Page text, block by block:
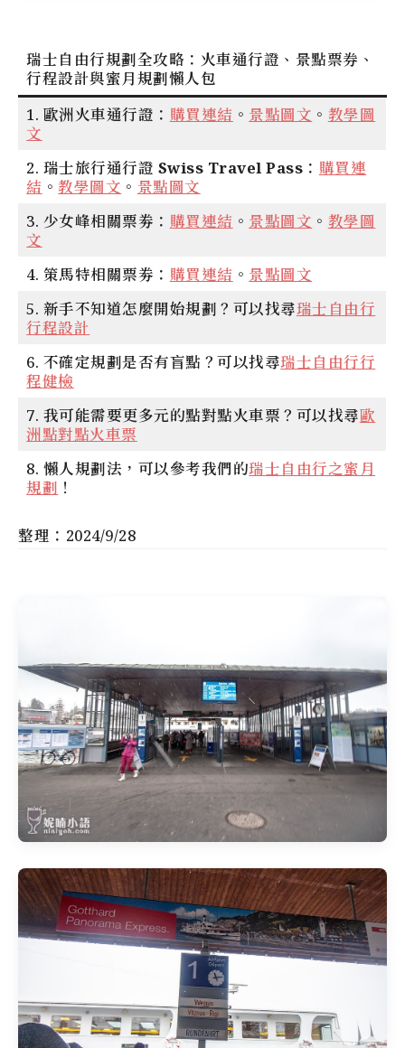
瑞士自由行規劃全攻略：火車通行證、景點票券、
行程設計與蜜月規劃懶人包
1. 歐洲火車通行證 ： 購買連結 。 景點圖文 。 教學圖
文
2. 瑞士旅行通行證 Swiss Travel Pass ： 購買連
結 。教學圖文 。 景點圖文
3. 少女峰相關票劵 ： 購買連結 。 景點圖文 。 教學圖
文
4. 策馬特相關票劵 ： 購買連結 。 景點圖文
5. 新手不知道怎麼開始規劃？ 可以找尋瑞士自由行
行程設計
6. 不確定規劃是否有盲點？可以找尋瑞士自由行行
程健檢
7. 我可能需要更多元的點對點火車票？ 可以找尋歐
洲點對點火車票
8. 懶人規劃法 ，可以參考我們的瑞士自由行之蜜月
規劃 ！
整理：2024/9/28